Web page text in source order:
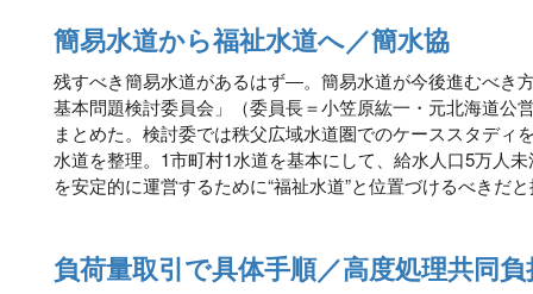
簡易水道から福祉水道へ／簡水協
残すべき簡易水道があるはず―。簡易水道が今後進むべき
基本問題検討委員会」（委員長＝小笠原紘一・元北海道公
まとめた。検討委では秩父広域水道圏でのケーススタディ
水道を整理。1市町村1水道を基本にして、給水人口5万人
を安定的に運営するために“福祉水道”と位置づけるべきだ
負荷量取引で具体手順／高度処理共同